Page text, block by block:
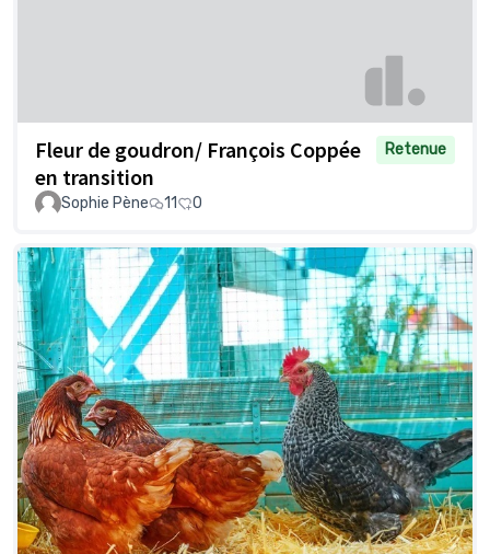
Fleur de goudron/ François Coppée
en transition
Retenue
Sophie Pène 11 0